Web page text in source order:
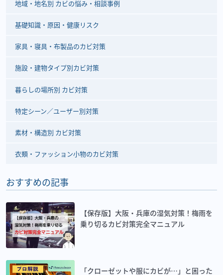
地域・地名別 カビの悩み・相談事例
基礎知識・原因・健康リスク
家具・寝具・布製品のカビ対策
施設・建物タイプ別カビ対策
暮らしの場所別 カビ対策
特定シーン／ユーザー別対策
素材・構造別 カビ対策
衣類・ファッション小物のカビ対策
おすすめの記事
【保存版】大阪・兵庫の湿気対策！梅雨を
乗り切るカビ対策完全マニュアル
「クローゼットや服にカビが…」と困った